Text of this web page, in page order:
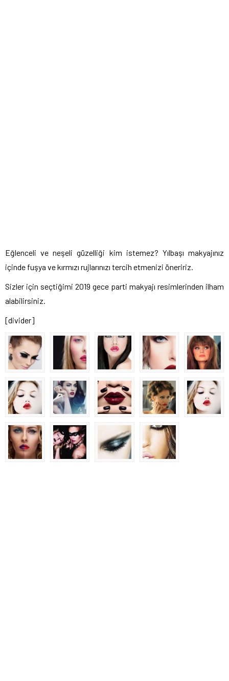
Eğlenceli ve neşeli güzelliği kim istemez? Yılbaşı makyajınız
içinde fuşya ve kırmızı rujlarınızı tercih etmenizi öneririz.
Sizler için seçtiğimi 2019 gece parti makyajı resimlerinden ilham
alabilirsiniz.
[divider]